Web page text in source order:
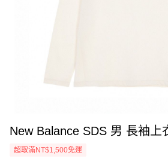
New Balance SDS 男 長袖上
超取滿NT$1,500免運